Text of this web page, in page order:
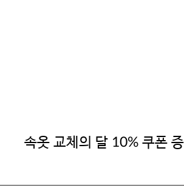
속옷 교체의 달 10% 쿠폰